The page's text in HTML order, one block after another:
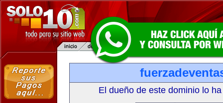
El dueño de este dominio lo